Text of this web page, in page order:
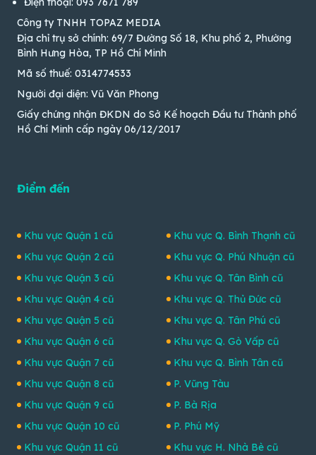
Công ty TNHH TOPAZ MEDIA
Địa chỉ trụ sở chính: 69/7 Đường Số 18, Khu phố 2, Phường
Bình Hưng Hòa, TP Hồ Chí Minh
Mã số thuế: 0314774533
Người đại diện: Vũ Văn Phong
Giấy chứng nhận ĐKDN do Sở Kế hoạch Đầu tư Thành phố
Hồ Chí Minh cấp ngày 06/12/2017
Điểm đến
Khu vực Quận 1 cũ
Khu vực Quận 2 cũ
Khu vực Quận 3 cũ
Khu vực Quận 4 cũ
Khu vực Quận 5 cũ
Khu vực Quận 6 cũ
Khu vực Quận 7 cũ
Khu vực Quận 8 cũ
Khu vực Quận 9 cũ
Khu vực Quận 10 cũ
Khu vực Quận 11 cũ
Khu vực Q. Bình Thạnh cũ
Khu vực Q. Phú Nhuận cũ
Khu vực Q. Tân Bình cũ
Khu vực Q. Thủ Đức cũ
Khu vực Q. Tân Phú cũ
Khu vực Q. Gò Vấp cũ
Khu vực Q. Bình Tân cũ
P. Vũng Tàu
P. Bà Rịa
P. Phú Mỹ
Khu vực H. Nhà Bè cũ